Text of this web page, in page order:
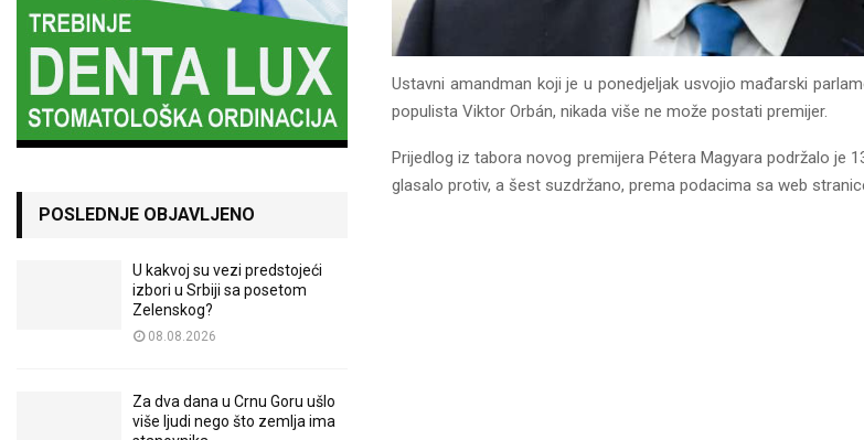
Ustavni amandman koji je u ponedjeljak usvojio mađarski
populista Viktor Orbán, nikada više ne može postati premijer.
Prijedlog iz tabora novog premijera Pétera Magyara podržalo je
glasalo protiv, a šest suzdržano, prema podacima sa web
POSLEDNJE OBJAVLJENO
U kakvoj su vezi predstojeći
izbori u Srbiji sa posetom
Zelenskog?
08.08.2026
Za dva dana u Crnu Goru ušlo
više ljudi nego što zemlja ima